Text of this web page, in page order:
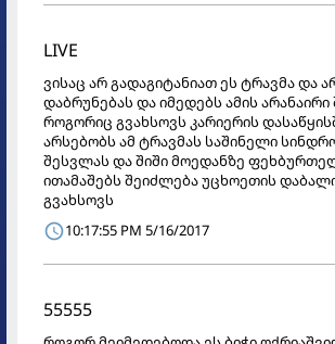
LIVE
ვისაც არ გადაგიტანიათ ეს ტრავმა და
დაბრუნებას და იმედებს ამის
როგორიც გვახსოვს კარიერის
არსებობს ამ ტრავმას საშინელი
შესვლას და შიში მოედანზე
ითამაშებს შეიძლება უცხოეთის
გვახსოვს
10:17:55 PM 5/16/2017
55555